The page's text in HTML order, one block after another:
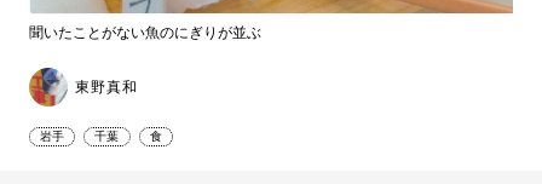
聞いたことがない魚のにぎりが並ぶ
東野真和
岩手 千葉 食